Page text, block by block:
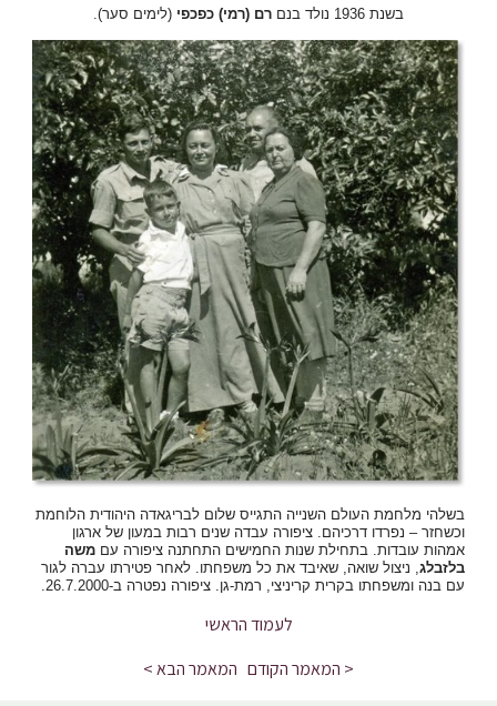
בשנת נולד בנם רם (רמי) כפכפי (לימים סער).
בשלהי מלחמת העולם השנייה התגייס שלום לבריגאדה היהודית הלוחמת
וכשחזר– נפרדו דרכיהם. ציפורה עבדה שנים רבות במעון של ארגון
אמהות עובדות. בתחילת שנות החמישים התחתנה ציפורה עם משה
בלזבלג, ניצול שואה, שאיבד את כל משפחתו. לאחר פטירתו עברה לגור
עם בנה ומשפחתו בקרית קריניצי, רמת-גן. ציפורה נפטרה ב-26.7.2000.
לעמוד הראשי
< המאמר הקודם המאמר הבא >